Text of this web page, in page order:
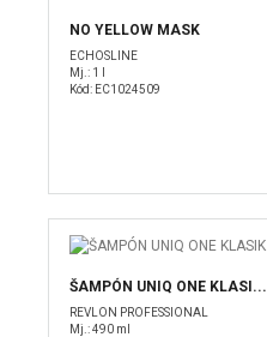
NO YELLOW MASK
ECHOSLINE
Mj.: 1 l
Kód: EC1024509
ŠAMPÓN UNIQ ONE KLASI...
REVLON PROFESSIONAL
Mj.: 490 ml